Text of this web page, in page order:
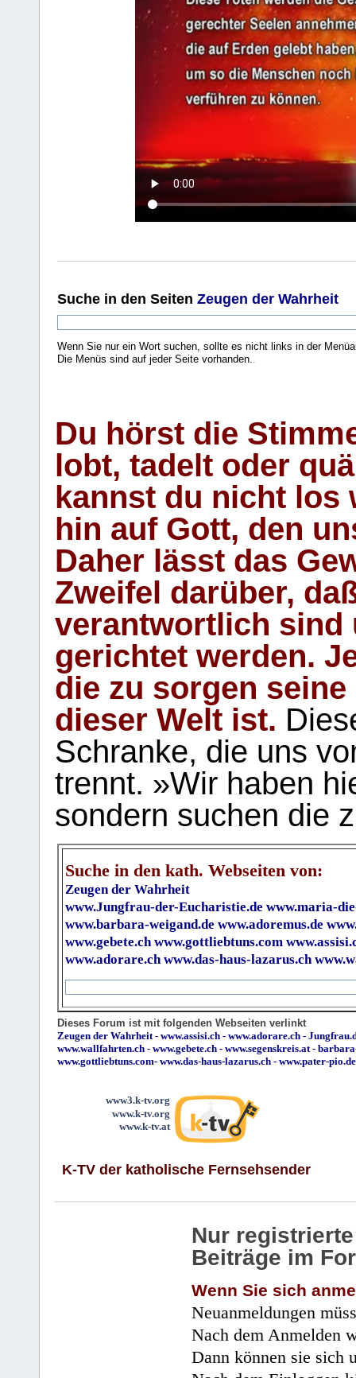
Suche in den Seiten Zeugen der Wahrheit
Wenn Sie nur ein Wort suchen, sollte es nicht links in der
Die Menüs sind auf jeder Seite vorhanden..
Du hörst die
lobt, tadelt oder
kannst du nicht los
hin auf Gott, den
Daher lässt das
Zweifel darüber,
verantwortlich sind
gerichtet werden.
die zu sorgen
dieser Welt ist.
Schranke, die uns
trennt. »Wir haben
sondern suchen die
Suche in den kath. Webseiten von:
Zeugen der Wahrheit
www.Jungfrau-der-Eucharistie.de www.maria-
www.barbara-weigand.de www.adoremus.de
www.gebete.ch www.gottliebtuns.com
www.adorare.ch www.das-haus-lazarus.ch
Dieses Forum ist mit folgenden Webseiten verlinkt
Zeugen der Wahrheit- www.assisi.ch - www.adorare.ch -
www.wallfahrten.ch - www.gebete.ch - www.segenskreis.at-
www.gottliebtuns.com- www.das-haus-lazarus.ch - www.pater-pio.de
www3.k-tv.org
www.k-tv.org
www.k-tv.at
K-TV der katholische Fernsehsender
Nur
Beiträge im
Wenn Sie sich
Neuanmeldungen
Nach dem Anmelden
Dann können sie sich